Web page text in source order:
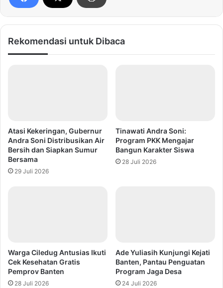
Rekomendasi untuk Dibaca
Atasi Kekeringan, Gubernur
Andra Soni Distribusikan Air
Bersih dan Siapkan Sumur
Bersama
29 Juli 2026
Tinawati Andra Soni:
Program PKK Mengajar
Bangun Karakter Siswa
28 Juli 2026
Warga Ciledug Antusias Ikuti
Cek Kesehatan Gratis
Pemprov Banten
28 Juli 2026
Ade Yuliasih Kunjungi Kejati
Banten, Pantau Penguatan
Program Jaga Desa
24 Juli 2026